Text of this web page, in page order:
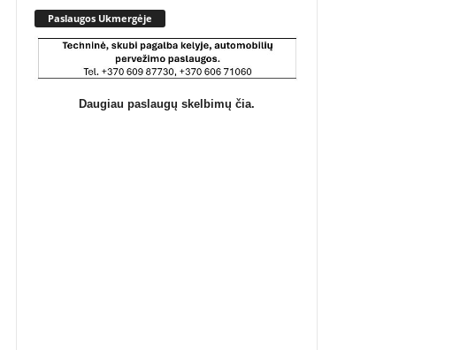
Paslaugos Ukmergėje
Daugiau paslaugų skelbimų čia.